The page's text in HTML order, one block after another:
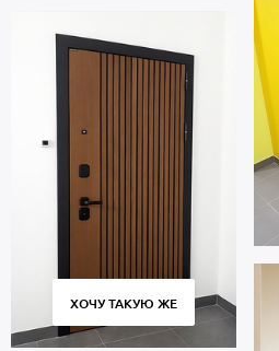
ХОЧУ ТАКУЮ ЖЕ